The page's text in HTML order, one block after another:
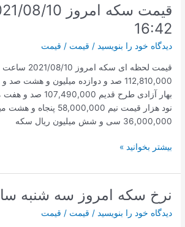
18:31
16:42
دیدگاه‌ خود را بنویسید / قیمت / قیمت
112,810,000 صد و دوازده میلیون و هشت
بهار آزادی طرح قدیم
نود هزار قیمت نیم
36,000,000 سی و شش میلیون ریال سکه
قیمت
امروز
2021/08/10
ساعت
16:42
بیشتر بخوانید »
نرخ سکه امروز سه شنبه ساعت
دیدگاه‌ خود را بنویسید / قیمت / قیمت